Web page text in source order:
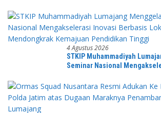
4 Agustus 2026
STKIP Muhammadiyah
Seminar Nasional
Pendidikan Tinggi